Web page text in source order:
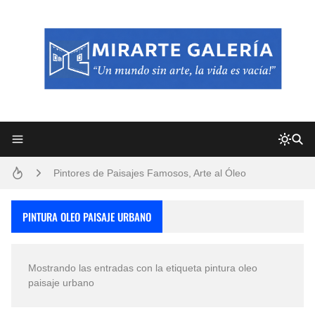
Pintores de Paisajes Famosos, Arte al Óleo
PINTURA OLEO PAISAJE URBANO
Mostrando las entradas con la etiqueta pintura oleo
paisaje urbano